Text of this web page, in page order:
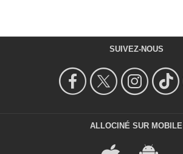
SUIVEZ-NOUS
ALLOCINÉ SUR MOBILE